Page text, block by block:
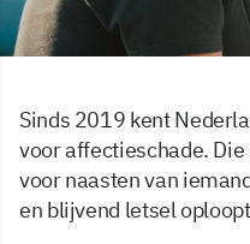
Sinds 2019 kent
voor affectieschade.
voor naasten van
en blijvend letsel